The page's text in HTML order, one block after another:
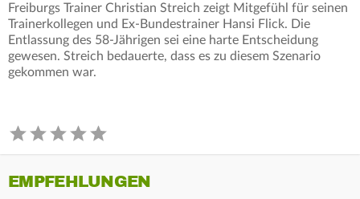
Freiburgs Trainer Christian Streich zeigt Mitgefühl für seinen
Trainerkollegen und Ex-Bundestrainer Hansi Flick. Die
Entlassung des 58-Jährigen sei eine harte Entscheidung
gewesen. Streich bedauerte, dass es zu diesem Szenario
gekommen war.
EMPFEHLUNGEN